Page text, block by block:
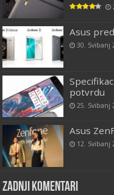
Asus
30. Svibanj
potvrdu
25. Svibanj
Asus
12. Svibanj
Zadnji komentari